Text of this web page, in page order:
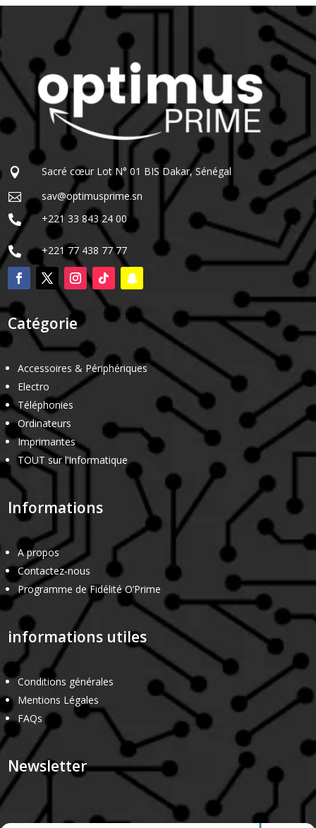
 Sacré cœur Lot N° 01 BIS Dakar, Sénégal
 sav@optimusprime.sn
 +221 33 843 24 00
 +221 77 438 77 77
Catégorie
Accessoires & Périphériques
Electro
Téléphonies
Ordinateurs
Imprimantes
TOUT sur l’Informatique
Informations
A propos
Contactez-nous
Programme de Fidélité O’Prime
informations utiles
Conditions générales
Mentions Légales
FAQs
Newsletter